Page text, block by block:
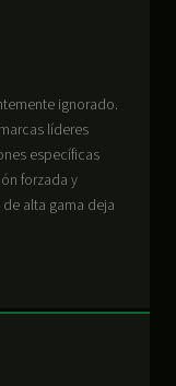
ignorado.
líderes
específicas
forzada y
alta gama deja